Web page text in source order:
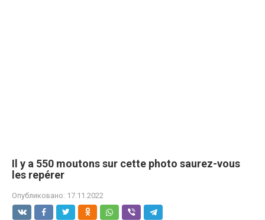
Il y a 550 moutons sur cette photo saurez-vous
les repérer
Опубликовано: 17.11.2022